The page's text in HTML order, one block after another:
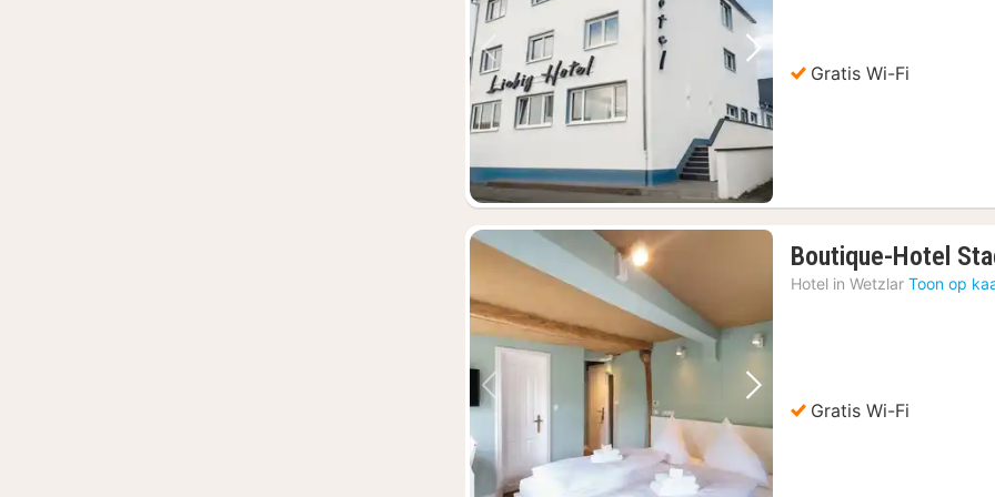
Vorige foto Volgende foto
Gratis Wi-Fi
Vorige foto Volgende foto
Boutique-Hotel
Hotel in Wetzlar Toon op
Gratis Wi-Fi